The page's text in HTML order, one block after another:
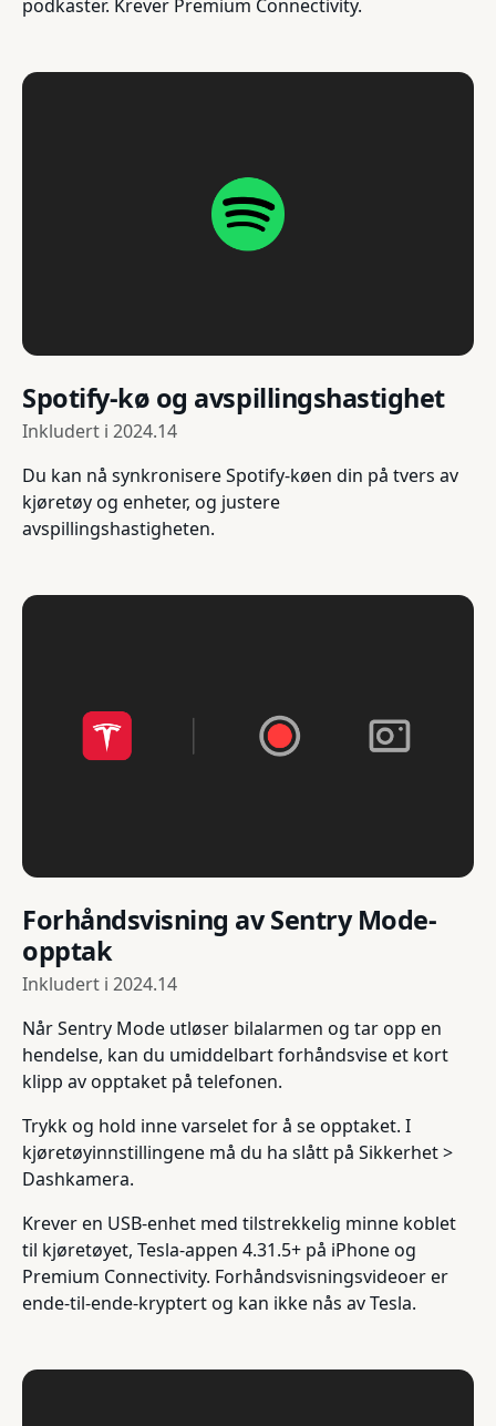
podkaster. Krever Premium Connectivity.
Spotify-kø og avspillingshastighet
Inkludert i 2024.14
Du kan nå synkronisere Spotify-køen din på tvers av
kjøretøy og enheter, og justere
avspillingshastigheten.
Forhåndsvisning av Sentry Mode-
opptak
Inkludert i 2024.14
Når Sentry Mode utløser bilalarmen og tar opp en
hendelse, kan du umiddelbart forhåndsvise et kort
klipp av opptaket på telefonen.
Trykk og hold inne varselet for å se opptaket. I
kjøretøyinnstillingene må du ha slått på Sikkerhet >
Dashkamera.
Krever en USB-enhet med tilstrekkelig minne koblet
til kjøretøyet, Tesla-appen 4.31.5+ på iPhone og
Premium Connectivity. Forhåndsvisningsvideoer er
ende-til-ende-kryptert og kan ikke nås av Tesla.